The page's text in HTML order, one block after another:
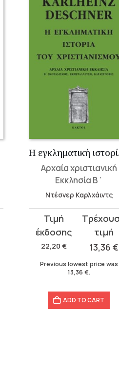
Η
Αρχαία χριστιανική
Εκκλησία Β΄
Ντέσνερ Καρλχάιντς
22,20€
Original
price
was:
22,20 €.
13,36 €
Current
price
13,36 €.
Previous lowest price was
13,36€.
ADD TO CART